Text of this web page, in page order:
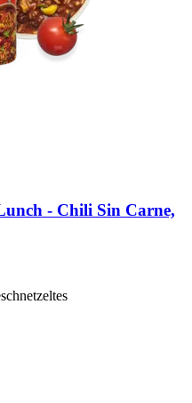
-​ Chili Sin Carne,